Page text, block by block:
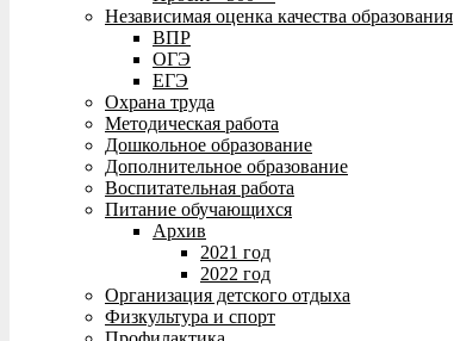
Независимая оценка качества образования
ВПР
ОГЭ
ЕГЭ
Охрана труда
Методическая работа
Дошкольное образование
Дополнительное образование
Воспитательная работа
Питание обучающихся
Архив
2021 год
2022 год
Организация детского отдыха
Физкультура и спорт